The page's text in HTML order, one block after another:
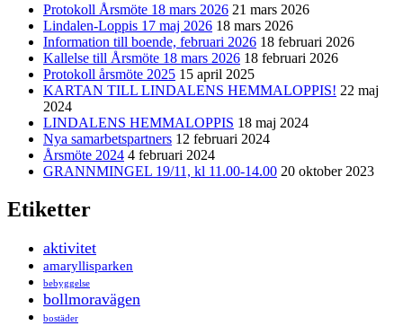
Protokoll Årsmöte 18 mars 2026 21 mars 2026
Lindalen-Loppis 17 maj 2026 18 mars 2026
Information till boende, februari 2026 18 februari 2026
Kallelse till Årsmöte 18 mars 2026 18 februari 2026
Protokoll årsmöte 2025 15 april 2025
KARTAN TILL LINDALENS HEMMALOPPIS! 22 maj
2024
LINDALENS HEMMALOPPIS 18 maj 2024
Nya samarbetspartners 12 februari 2024
Årsmöte 2024 4 februari 2024
GRANNMINGEL 19/11, kl 11.00-14.00 20 oktober 2023
Etiketter
aktivitet
amaryllisparken
bebyggelse
bollmoravägen
bostäder